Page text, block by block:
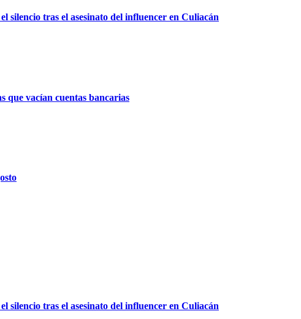
silencio tras el asesinato del influencer en Culiacán
que vacían cuentas bancarias
silencio tras el asesinato del influencer en Culiacán